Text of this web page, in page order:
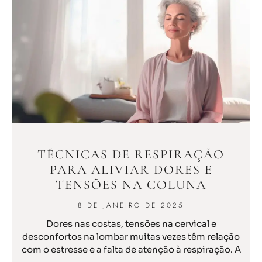
TÉCNICAS DE RESPIRAÇÃO
PARA ALIVIAR DORES E
TENSÕES NA COLUNA
8 DE JANEIRO DE 2025
Dores nas costas, tensões na cervical e
desconfortos na lombar muitas vezes têm relação
com o estresse e a falta de atenção à respiração. A